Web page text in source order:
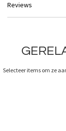
Reviews
Selecteer items om ze